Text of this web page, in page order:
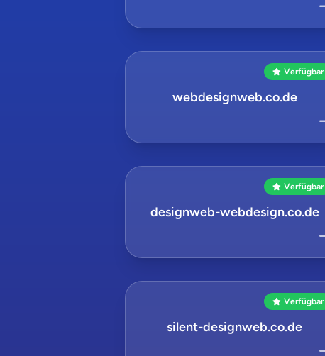
Verfügbar
webdesignweb.co.de
Verfügbar
designweb-webdesign.co.de
Verfügbar
silent-designweb.co.de